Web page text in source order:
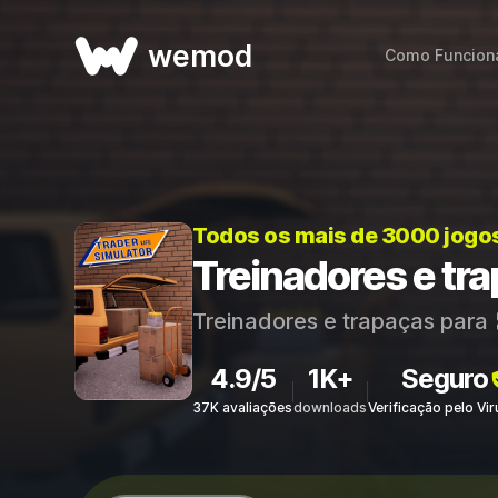
wemod Como
Todos os mais de 3000
Treinadores e
Treinadores e trapaças para
4.9/5
37K avaliações
1K+
downloads
Seguro
Verificação pelo